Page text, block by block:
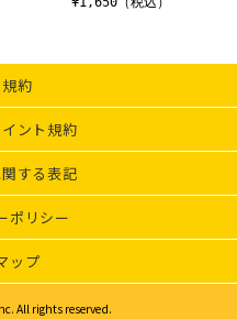
約
ント規約
する表記
ポリシー
ップ
All rights reserved.